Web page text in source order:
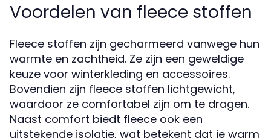
Voordelen van fleece stoffen
Fleece stoffen zijn gecharmeerd vanwege hun
warmte en zachtheid. Ze zijn een geweldige
keuze voor winterkleding en accessoires.
Bovendien zijn fleece stoffen lichtgewicht,
waardoor ze comfortabel zijn om te dragen.
Naast comfort biedt fleece ook een
uitstekende isolatie, wat betekent dat je warm